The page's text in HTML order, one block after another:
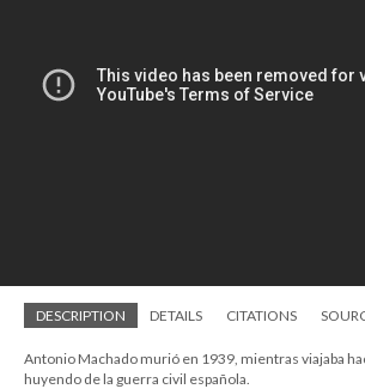
DESCRIPTION DETAILS CITATIONS
Antonio Machado murió en 1939, mientras viajaba
huyendo de la guerra civil española.